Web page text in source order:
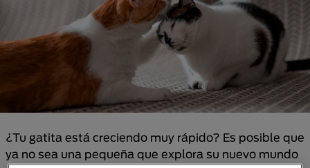
¿Tu gatita está creciendo muy rápido? Es posible que
ya no sea una pequeña que explora su nuevo mundo